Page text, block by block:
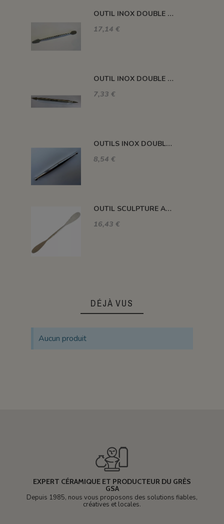
OUTIL INOX DOUBLE 160mm CRANTÉ FIN
17,14 €
OUTIL INOX DOUBLE 140 MM - FR451
7,33 €
OUTILS INOX DOUBLE 105 MM BOULE DIAM 7 ET 5 FRI120
8,54 €
OUTIL SCULPTURE ACIER INOX 253 MM
16,43 €
DÉJÀ VUS
Aucun produit
EXPERT CÉRAMIQUE ET PRODUCTEUR DU GRÈS
GSA
Depuis 1985, nous vous proposons des solutions fiables,
créatives et locales.